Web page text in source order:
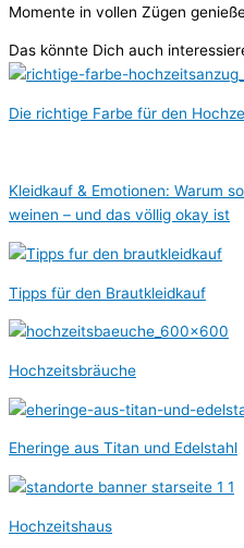
Momente in vollen Zügen genieß
Das könnte Dich auch
Die richtige Farbe für den
Kleidkauf & Emotionen: Warum
weinen – und das völlig okay ist
Tipps für den Brautkleidkauf
Hochzeitsbräuche
Eheringe aus Titan und Edelstahl
Hochzeitshaus